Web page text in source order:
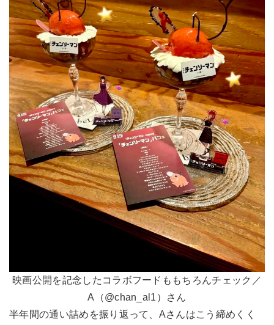
映画公開を記念したコラボフードももちろんチェック／
A（@chan_al1）さん
半年間の通い詰めを振り返って、Aさんはこう締めくく